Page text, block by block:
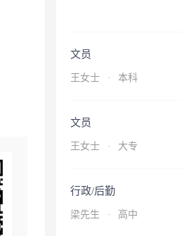
文员
王女士 · 本科
文员
王女士 · 大专
行政/后勤
梁先生 · 高中